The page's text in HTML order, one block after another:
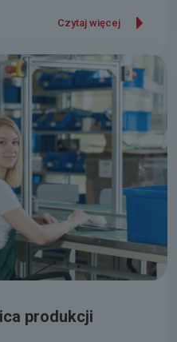
Czytaj więcej
produkcji